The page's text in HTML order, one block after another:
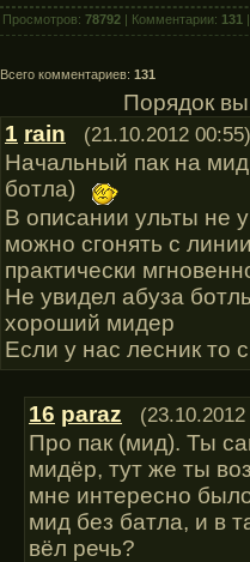
Просмотров: 78792 | Комментарии: 131
Всего комментариев: 131
Порядок
1 rain (21.10.2012 00:55)
Начальный пак на мид
ботла)
В описании ульты не
можно сгонять с
практически
Не увидел абуза
хороший мидер
Если у нас лесник то
16 paraz
Про пак (мид). Ты
мидёр, тут же ты
мне интересно
мид без батла, и в
вёл речь?